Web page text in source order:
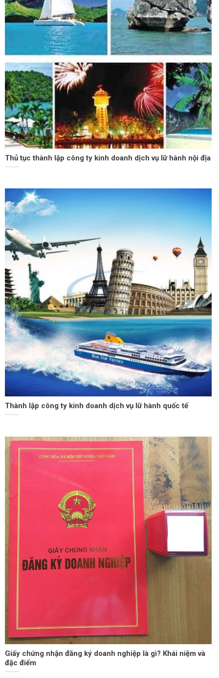
Thủ tục thành lập công ty kinh doanh dịch vụ lữ hành nội địa
Thành lập công ty kinh doanh dịch vụ lữ hành quốc tế
Giấy chứng nhận đăng ký doanh nghiệp là gì? Khái niệm và
đặc điểm